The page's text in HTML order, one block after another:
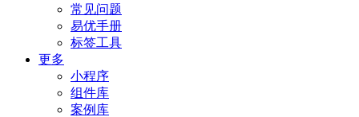
常见问题
易优手册
标签工具
更多
小程序
组件库
案例库